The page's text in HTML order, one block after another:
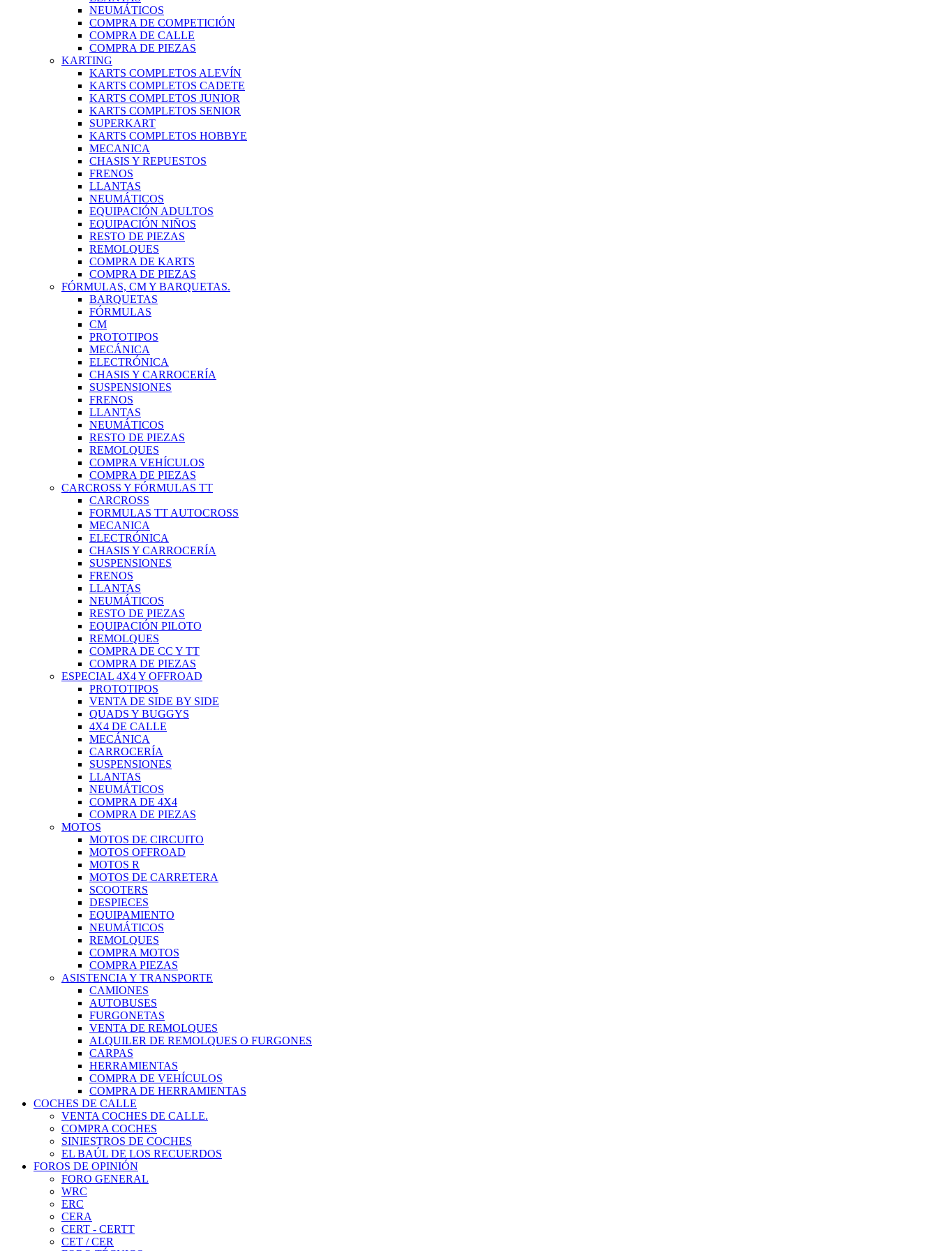
NEUMÁTICOS
COMPRA DE COMPETICIÓN
COMPRA DE CALLE
COMPRA DE PIEZAS
KARTING
KARTS COMPLETOS ALEVÍN
KARTS COMPLETOS CADETE
KARTS COMPLETOS JUNIOR
KARTS COMPLETOS SENIOR
SUPERKART
KARTS COMPLETOS HOBBYE
MECANICA
CHASIS Y REPUESTOS
FRENOS
LLANTAS
NEUMÁTICOS
EQUIPACIÓN ADULTOS
EQUIPACIÓN NIÑOS
RESTO DE PIEZAS
REMOLQUES
COMPRA DE KARTS
COMPRA DE PIEZAS
FÓRMULAS, CM Y BARQUETAS.
BARQUETAS
FÓRMULAS
CM
PROTOTIPOS
MECÁNICA
ELECTRÓNICA
CHASIS Y CARROCERÍA
SUSPENSIONES
FRENOS
LLANTAS
NEUMÁTICOS
RESTO DE PIEZAS
REMOLQUES
COMPRA VEHÍCULOS
COMPRA DE PIEZAS
CARCROSS Y FÓRMULAS TT
CARCROSS
FORMULAS TT AUTOCROSS
MECANICA
ELECTRÓNICA
CHASIS Y CARROCERÍA
SUSPENSIONES
FRENOS
LLANTAS
NEUMÁTICOS
RESTO DE PIEZAS
EQUIPACIÓN PILOTO
REMOLQUES
COMPRA DE CC Y TT
COMPRA DE PIEZAS
ESPECIAL 4X4 Y OFFROAD
PROTOTIPOS
VENTA DE SIDE BY SIDE
QUADS Y BUGGYS
4X4 DE CALLE
MECÁNICA
CARROCERÍA
SUSPENSIONES
LLANTAS
NEUMÁTICOS
COMPRA DE 4X4
COMPRA DE PIEZAS
MOTOS
MOTOS DE CIRCUITO
MOTOS OFFROAD
MOTOS R
MOTOS DE CARRETERA
SCOOTERS
DESPIECES
EQUIPAMIENTO
NEUMÁTICOS
REMOLQUES
COMPRA MOTOS
COMPRA PIEZAS
ASISTENCIA Y TRANSPORTE
CAMIONES
AUTOBUSES
FURGONETAS
VENTA DE REMOLQUES
ALQUILER DE REMOLQUES O FURGONES
CARPAS
HERRAMIENTAS
COMPRA DE VEHÍCULOS
COMPRA DE HERRAMIENTAS
COCHES DE CALLE
VENTA COCHES DE CALLE.
COMPRA COCHES
SINIESTROS DE COCHES
EL BAÚL DE LOS RECUERDOS
FOROS DE OPINIÓN
FORO GENERAL
WRC
ERC
CERA
CERT - CERTT
CET / CER